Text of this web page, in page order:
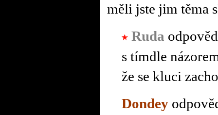
měli jste jim těma
Ruda
s tímdle
že se kluci
Dondey